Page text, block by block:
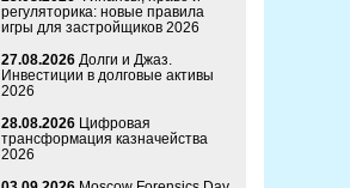
регуляторика: новые правила
игры для застройщиков 2026
27.08.2026 Долги и Джаз.
Инвестиции в долговые активы
2026
28.08.2026 Цифровая
трансформация казначейства
2026